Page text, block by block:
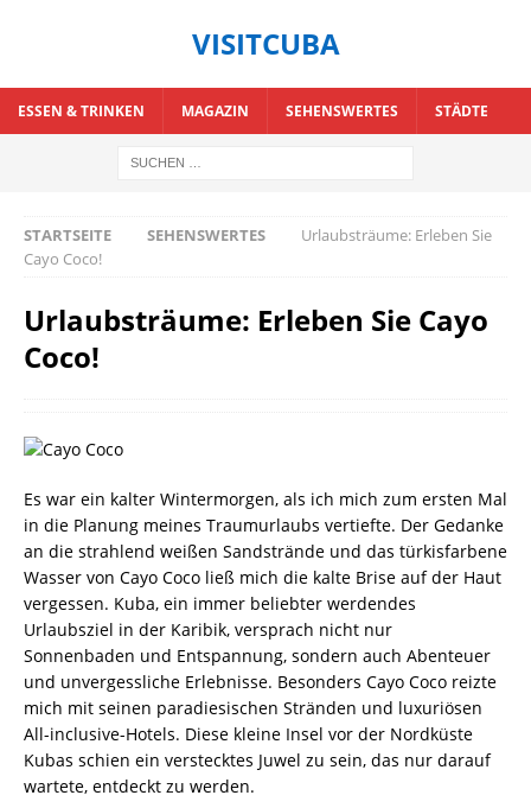
VISITCUBA
ESSEN & TRINKEN MAGAZIN SEHENSWERTES STÄDTE
STARTSEITE SEHENSWERTES
Urlaubsträume: Erleben Sie
Cayo Coco!
Urlaubsträume: Erleben Sie Cayo
Coco!
Es war ein kalter Wintermorgen, als ich mich zum ersten Mal
in die Planung meines Traumurlaubs vertiefte. Der Gedanke
an die strahlend weißen Sandstrände und das türkisfarbene
Wasser von Cayo Coco ließ mich die kalte Brise auf der Haut
vergessen. Kuba, ein immer beliebter werdendes
Urlaubsziel in der Karibik, versprach nicht nur
Sonnenbaden und Entspannung, sondern auch Abenteuer
und unvergessliche Erlebnisse. Besonders Cayo Coco reizte
mich mit seinen paradiesischen Stränden und luxuriösen
All-inclusive-Hotels. Diese kleine Insel vor der Nordküste
Kubas schien ein verstecktes Juwel zu sein, das nur darauf
wartete, entdeckt zu werden.